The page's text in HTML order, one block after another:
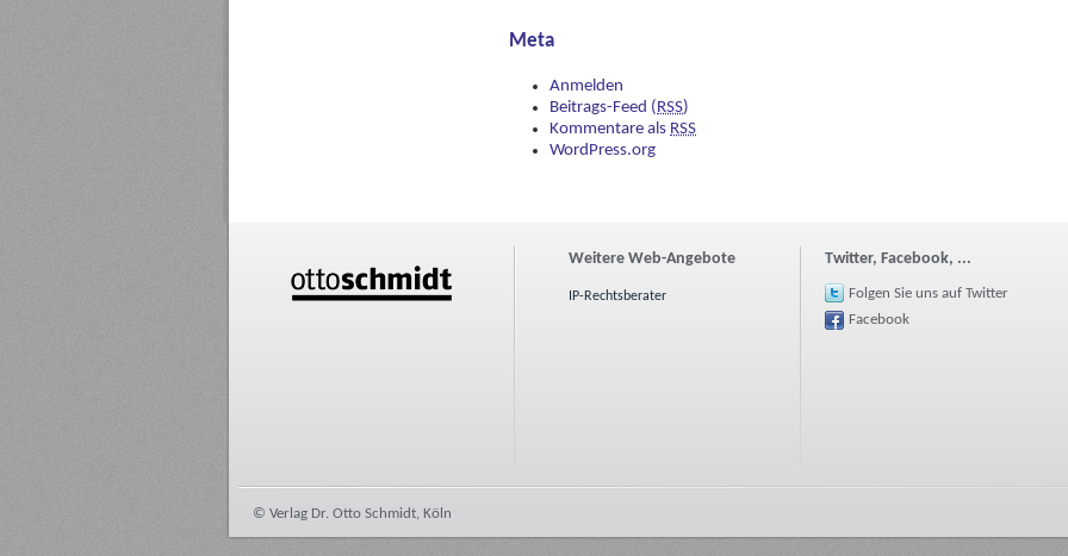
Meta
Anmelden
Beitrags-Feed (RSS)
Kommentare als RSS
WordPress.org
Weitere Web-Angebote
IP-Rechtsberater
Twitter, Facebook, ...
Folgen Sie uns auf Twitter
Facebook
© Verlag Dr. Otto Schmidt, Köln